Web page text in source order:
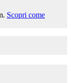
Scopri come